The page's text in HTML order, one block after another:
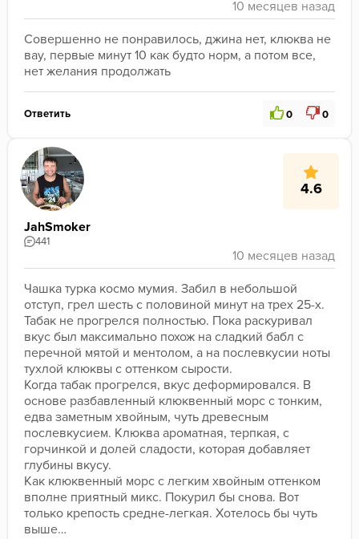
Совершенно не понравилось, джина нет, клюква не
вау, первые минут 10 как будто норм, а потом все,
нет желания продолжать
Ответить 0 0
4.6
JahSmoker
441
Чашка турка космо мумия. Забил в небольшой
отступ, грел шесть с половиной минут на трех 25-х.
Табак не прогрелся полностью. Пока раскуривал
вкус был максимально похож на сладкий бабл с
перечной мятой и ментолом, а на послевкусии ноты
тухлой клюквы с оттенком сырости.
Когда табак прогрелся, вкус деформировался. В
основе разбавленный клюквенный морс с тонким,
едва заметным хвойным, чуть древесным
послевкусием. Клюква ароматная, терпкая, с
горчинкой и долей сладости, которая добавляет
глубины вкусу.
Как клюквенный морс с легким хвойным оттенком
вполне приятный микс. Покурил бы снова. Вот
только крепость средне-легкая. Хотелось бы чуть
выше…